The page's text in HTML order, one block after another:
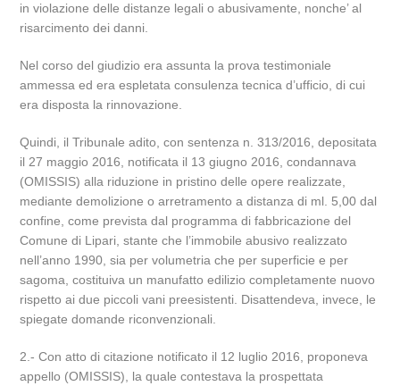
in violazione delle distanze legali o abusivamente, nonche’ al
risarcimento dei danni.
Nel corso del giudizio era assunta la prova testimoniale
ammessa ed era espletata consulenza tecnica d’ufficio, di cui
era disposta la rinnovazione.
Quindi, il Tribunale adito, con sentenza n. 313/2016, depositata
il 27 maggio 2016, notificata il 13 giugno 2016, condannava
(OMISSIS) alla riduzione in pristino delle opere realizzate,
mediante demolizione o arretramento a distanza di ml. 5,00 dal
confine, come prevista dal programma di fabbricazione del
Comune di Lipari, stante che l’immobile abusivo realizzato
nell’anno 1990, sia per volumetria che per superficie e per
sagoma, costituiva un manufatto edilizio completamente nuovo
rispetto ai due piccoli vani preesistenti. Disattendeva, invece, le
spiegate domande riconvenzionali.
2.- Con atto di citazione notificato il 12 luglio 2016, proponeva
appello (OMISSIS), la quale contestava la prospettata